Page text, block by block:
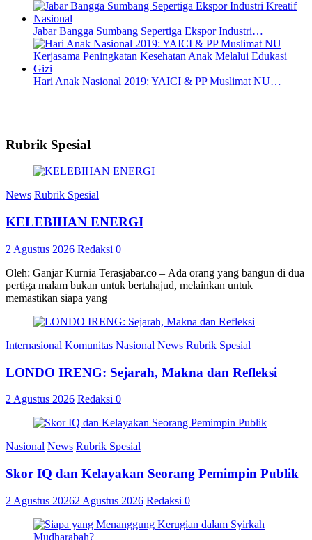
Jabar Bangga Sumbang Sepertiga Ekspor Industri…
Hari Anak Nasional 2019: YAICI & PP Muslimat NU…
Rubrik Spesial
News Rubrik Spesial
KELEBIHAN ENERGI
2 Agustus 2026 Redaksi 0
Oleh: Ganjar Kurnia Terasjabar.co – Ada orang yang bangun di dua
pertiga malam bukan untuk bertahajud, melainkan untuk
memastikan siapa yang
Internasional Komunitas Nasional News Rubrik Spesial
LONDO IRENG: Sejarah, Makna dan Refleksi
2 Agustus 2026 Redaksi 0
Nasional News Rubrik Spesial
Skor IQ dan Kelayakan Seorang Pemimpin Publik
2 Agustus 20262 Agustus 2026 Redaksi 0